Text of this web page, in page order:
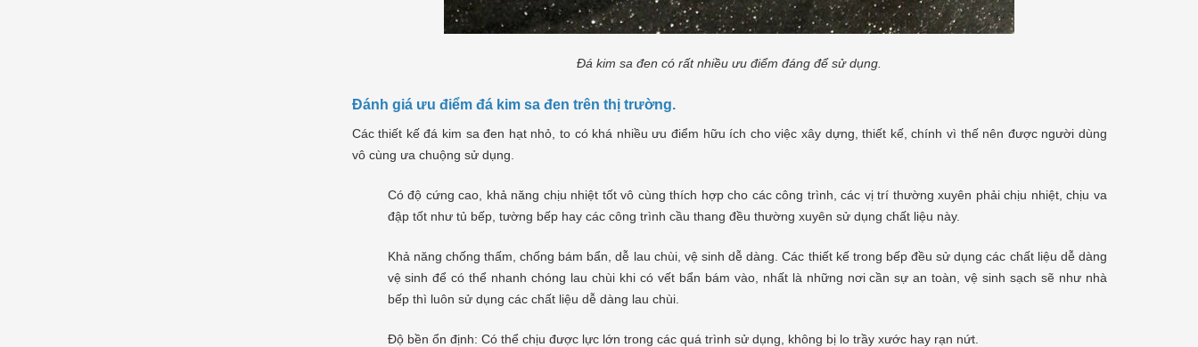
Đá kim sa đen có rất nhiều ưu điểm đáng để sử dụng.
Đánh giá ưu điểm đá kim sa đen trên thị trường.
Các thiết kế đá kim sa đen hạt nhỏ, to có khá nhiều ưu điểm hữu ích cho việc xây dựng, thiết kế, chính vì thế nên được người dùng
vô cùng ưa chuộng sử dụng.
Có độ cứng cao, khả năng chịu nhiệt tốt vô cùng thích hợp cho các công trình, các vị trí thường xuyên phải chịu nhiệt, chịu va
đập tốt như tủ bếp, tường bếp hay các công trình cầu thang đều thường xuyên sử dụng chất liệu này.
Khả năng chống thấm, chống bám bẩn, dễ lau chùi, vệ sinh dễ dàng. Các thiết kế trong bếp đều sử dụng các chất liệu dễ dàng
vệ sinh để có thể nhanh chóng lau chùi khi có vết bẩn bám vào, nhất là những nơi cần sự an toàn, vệ sinh sạch sẽ như nhà
bếp thì luôn sử dụng các chất liệu dễ dàng lau chùi.
Độ bền ổn định: Có thể chịu được lực lớn trong các quá trình sử dụng, không bị lo trầy xước hay rạn nứt.